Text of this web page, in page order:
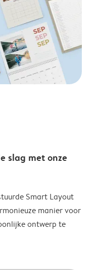
slag met onze
Smart Layout
manier voor
ontwerp te